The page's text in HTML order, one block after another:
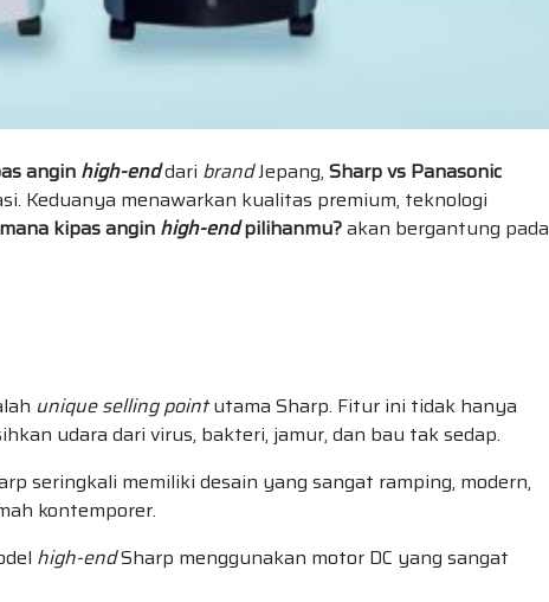
angin high-enddari brandJepang, Sharp vs Panasonic
Keduanya menawarkan kualitas premium, teknologi
mana kipas angin high-endpilihanmu?akan bergantung pada
unique selling pointutama Sharp. Fitur ini tidak hanya
udara dari virus, bakteri, jamur, dan bau tak sedap.
seringkali memiliki desain yang sangat ramping, modern,
kontemporer.
high-endSharp menggunakan motor DC yang sangat